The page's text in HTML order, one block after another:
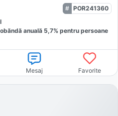
POR241360
anuală 5,7% pentru persoane
Mesaj Favorite